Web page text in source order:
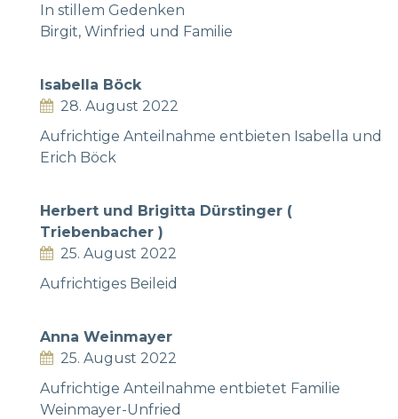
In stillem Gedenken
Birgit, Winfried und Familie
Isabella Böck
28. August 2022
Aufrichtige Anteilnahme entbieten Isabella und
Erich Böck
Herbert und Brigitta Dürstinger (
Triebenbacher )
25. August 2022
Aufrichtiges Beileid
Anna Weinmayer
25. August 2022
Aufrichtige Anteilnahme entbietet Familie
Weinmayer-Unfried